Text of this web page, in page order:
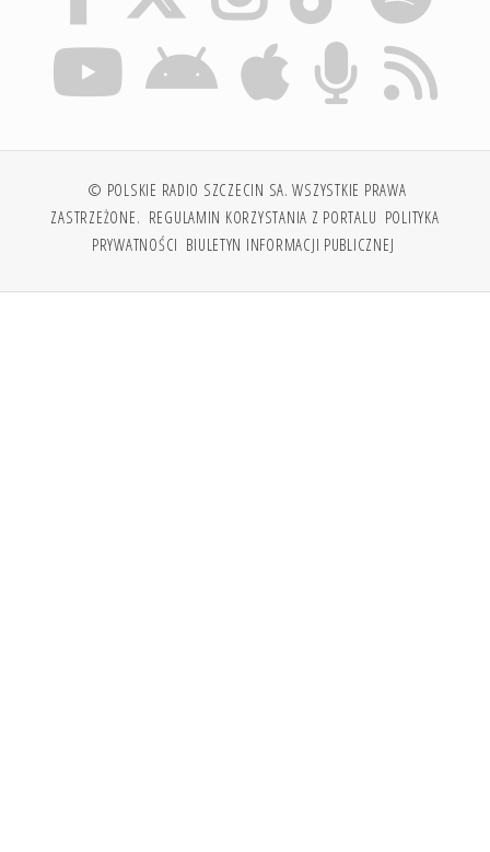
© POLSKIE RADIO SZCZECIN SA. WSZYSTKIE PRAWA
ZASTRZEŻONE. REGULAMIN KORZYSTANIA Z PORTALU POLITYKA
PRYWATNOŚCI BIULETYN INFORMACJI PUBLICZNEJ